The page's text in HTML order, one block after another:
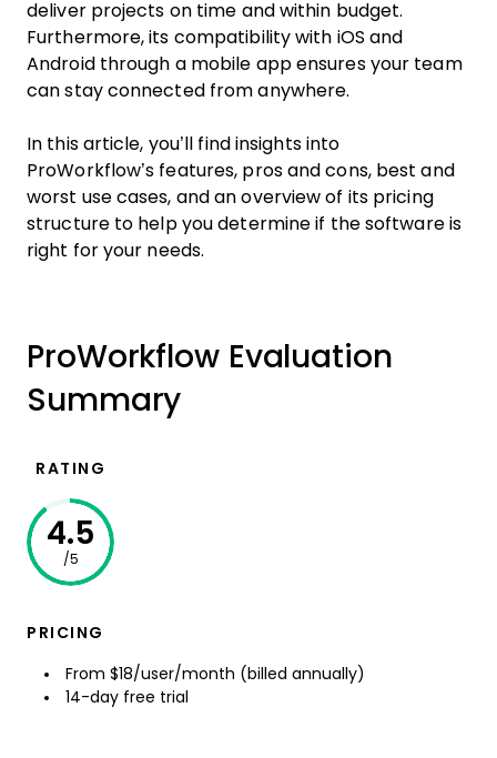
deliver projects on time and within budget.
Furthermore, its compatibility with iOS and
Android through a mobile app ensures your team
can stay connected from anywhere.
In this article, you’ll find insights into
ProWorkflow’s features, pros and cons, best and
worst use cases, and an overview of its pricing
structure to help you determine if the software is
right for your needs.
ProWorkflow Evaluation
Summary
RATING
4.5
/5
PRICING
From $18/user/month (billed annually)
14-day free trial